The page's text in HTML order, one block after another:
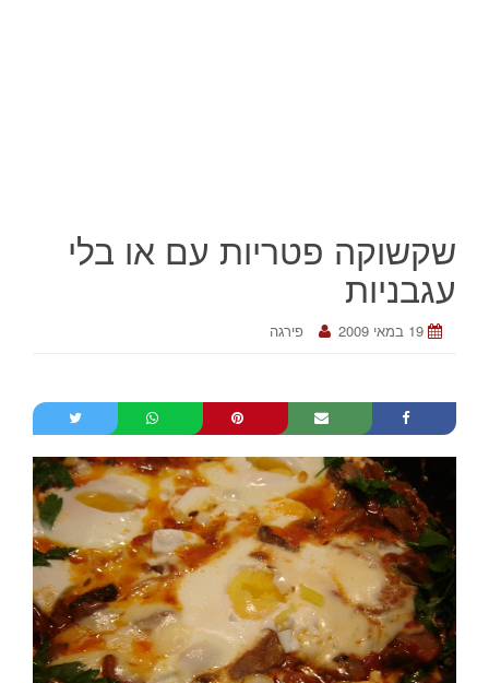
שקשוקה פטריות עם או בלי
עגבניות
19 במאי 2009 פירגה